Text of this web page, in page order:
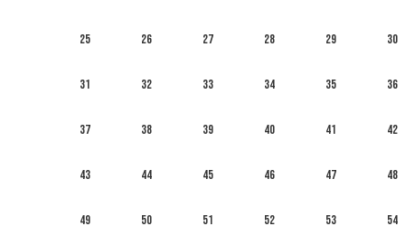
25 26 27 28 29 30
31 32 33 34 35 36
37 38 39 40 41 42
43 44 45 46 47 48
49 50 51 52 53 54